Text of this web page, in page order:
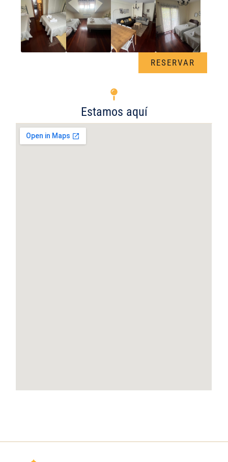
RESERVAR
Estamos aquí